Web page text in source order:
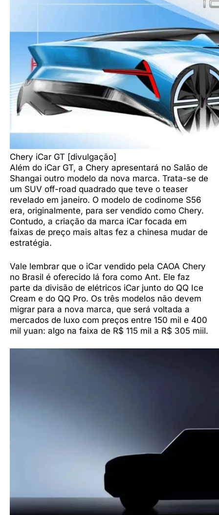
Chery iCar GT [divulgação]
Além do iCar GT, a Chery apresentará no Salão de
Shangai outro modelo da nova marca. Trata-se de
um SUV off-road quadrado que teve o teaser
revelado em janeiro. O modelo de codinome S56
era, originalmente, para ser vendido como Chery.
Contudo, a criação da marca iCar focada em
faixas de preço mais altas fez a chinesa mudar de
estratégia.
Vale lembrar que o iCar vendido pela CAOA Chery
no Brasil é oferecido lá fora como Ant. Ele faz
parte da divisão de elétricos iCar junto do QQ Ice
Cream e do QQ Pro. Os três modelos não devem
migrar para a nova marca, que será voltada a
mercados de luxo com preços entre 150 mil e 400
mil yuan: algo na faixa de R$ 115 mil a R$ 305 miil.